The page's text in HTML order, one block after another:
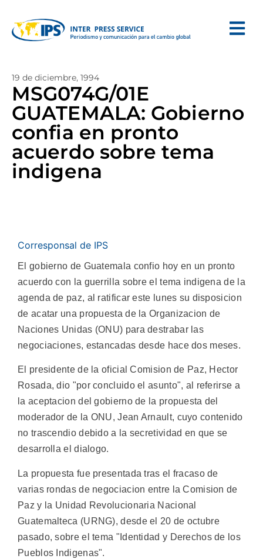
19 de diciembre, 1994
MSG074G/01E
GUATEMALA: Gobierno
confia en pronto
acuerdo sobre tema
indigena
Corresponsal de IPS
El gobierno de Guatemala confio hoy en un pronto
acuerdo con la guerrilla sobre el tema indigena de la
agenda de paz, al ratificar este lunes su disposicion
de acatar una propuesta de la Organizacion de
Naciones Unidas (ONU) para destrabar las
negociaciones, estancadas desde hace dos meses.
El presidente de la oficial Comision de Paz, Hector
Rosada, dio "por concluido el asunto", al referirse a
la aceptacion del gobierno de la propuesta del
moderador de la ONU, Jean Arnault, cuyo contenido
no trascendio debido a la secretividad en que se
desarrolla el dialogo.
La propuesta fue presentada tras el fracaso de
varias rondas de negociacion entre la Comision de
Paz y la Unidad Revolucionaria Nacional
Guatemalteca (URNG), desde el 20 de octubre
pasado, sobre el tema "Identidad y Derechos de los
Pueblos Indigenas".